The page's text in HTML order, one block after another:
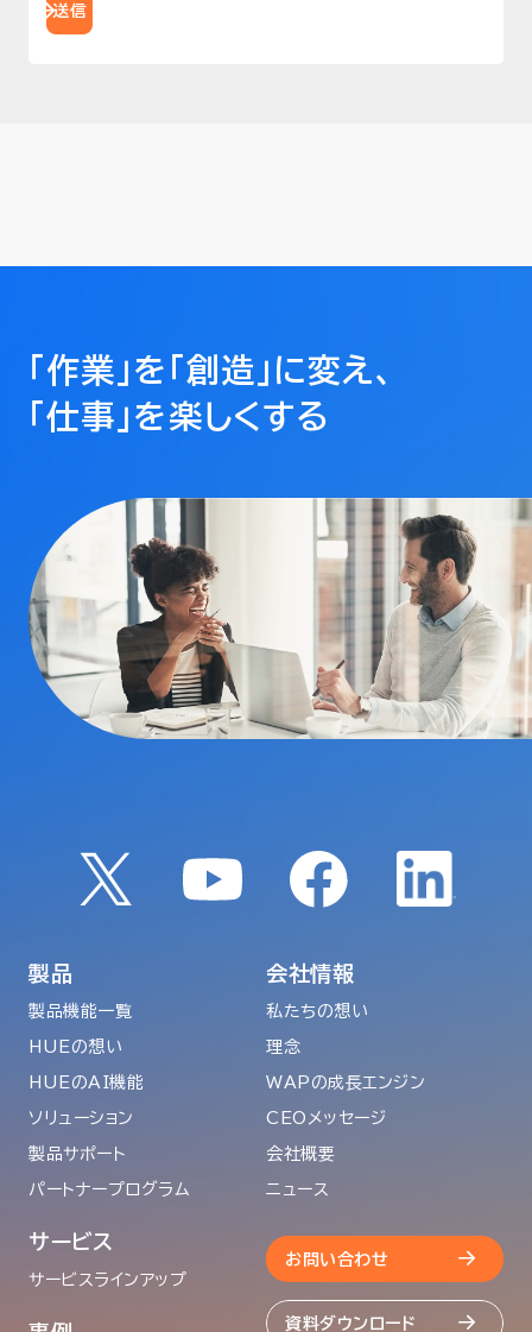
送信
「作業」を「創造」に変え、
「仕事」を楽しくする
製品
製品機能一覧
HUEの想い
HUEのAI機能
ソリューション
製品サポート
パートナープログラム
サービス
サービスラインアップ
会社情報
私たちの想い
理念
WAPの成長エンジン
CEOメッセージ
会社概要
ニュース
お問い合わせ
資料ダウンロード